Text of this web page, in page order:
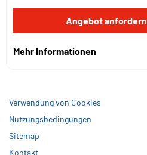
Angebot anfordern
Mehr Informationen
Verwendung von Cookies
Nutzungsbedingungen
Sitemap
Kontakt